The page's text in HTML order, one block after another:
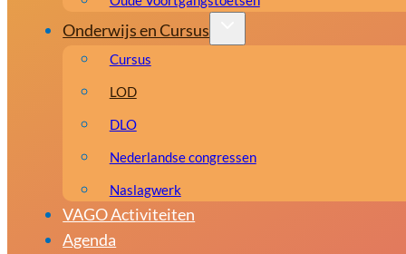
Onderwijs en Cursus
Cursus
LOD
DLO
Nederlandse congressen
Naslagwerk
VAGO Activiteiten
Agenda